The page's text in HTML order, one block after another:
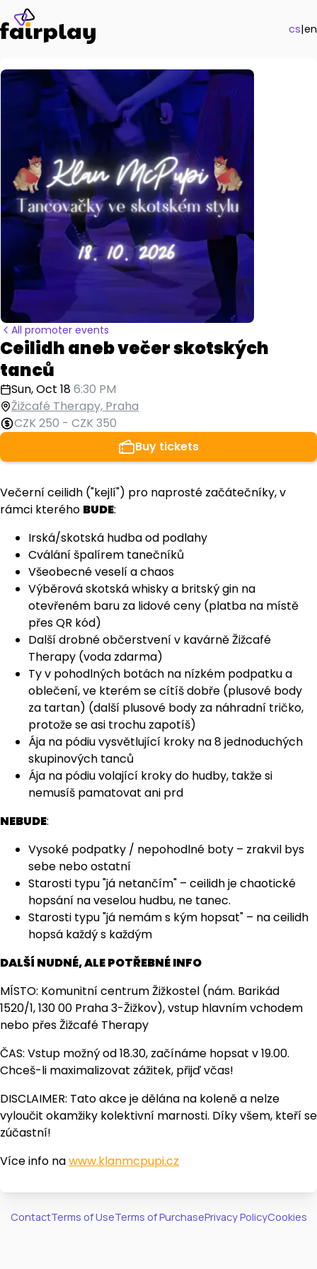
cs|en
All promoter events
Ceilidh aneb večer skotských
tanců
Sun, Oct 186:30 PM
Žižcafé Therapy, Praha
CZK 250 - CZK 350
Buy tickets
Večerní ceilidh ("kejlí") pro naprosté začátečníky, v
rámci kterého BUDE:
Irská/skotská hudba od podlahy
Cválání špalírem tanečníků
Všeobecné veselí a chaos
Výběrová skotská whisky a britský gin na
otevřeném baru za lidové ceny (platba na místě
přes QR kód)
Další drobné občerstvení v kavárně Žižcafé
Therapy (voda zdarma)
Ty v pohodlných botách na nízkém podpatku a
oblečení, ve kterém se cítíš dobře (plusové body
za tartan) (další plusové body za náhradní tričko,
protože se asi trochu zapotíš)
Ája na pódiu vysvětlující kroky na 8 jednoduchých
skupinových tanců
Ája na pódiu volající kroky do hudby, takže si
nemusíš pamatovat ani prd
NEBUDE:
Vysoké podpatky / nepohodlné boty – zrakvil bys
sebe nebo ostatní
Starosti typu "já netančím" – ceilidh je chaotické
hopsání na veselou hudbu, ne tanec.
Starosti typu "já nemám s kým hopsat" – na ceilidh
hopsá každý s každým
DALŠÍ NUDNÉ, ALE POTŘEBNÉ INFO
MÍSTO: Komunitní centrum Žižkostel (nám. Barikád
1520/1, 130 00 Praha 3-Žižkov), vstup hlavním vchodem
nebo přes Žižcafé Therapy
ČAS: Vstup možný od 18.30, začínáme hopsat v 19.00.
Chceš-li maximalizovat zážitek, přijď včas!
DISCLAIMER: Tato akce je dělána na koleně a nelze
vyloučit okamžiky kolektivní marnosti. Díky všem, kteří se
zúčastní!
Více info nawww.klanmcpupi.cz
ContactTerms of UseTerms of PurchasePrivacy PolicyCookies